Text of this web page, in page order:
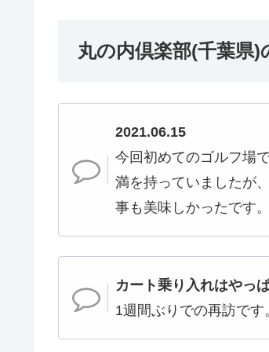
丸の内倶楽部(千葉県)
2021.06.15
今回初めてのゴルフ場
満を持っていましたが
事も美味しかったです
カート乗り入れはやっ
1週間ぶりでの再訪です